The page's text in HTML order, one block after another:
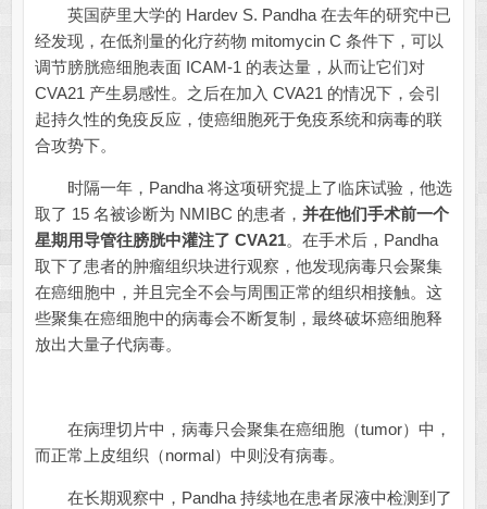
英国萨里大学的 Hardev S. Pandha 在去年的研究中已
经发现，在低剂量的化疗药物 mitomycin C 条件下，可以
调节膀胱癌细胞表面 ICAM-1 的表达量，从而让它们对
CVA21 产生易感性。之后在加入 CVA21 的情况下，会引
起持久性的免疫反应，使癌细胞死于免疫系统和病毒的联
合攻势下。
时隔一年，Pandha 将这项研究提上了临床试验，他选
取了 15 名被诊断为 NMIBC 的患者， 并在他们手术前一个
星期用导管往膀胱中灌注了 CVA21。在手术后，Pandha
取下了患者的肿瘤组织块进行观察，他发现病毒只会聚集
在癌细胞中，并且完全不会与周围正常的组织相接触。这
些聚集在癌细胞中的病毒会不断复制，最终破坏癌细胞释
放出大量子代病毒。
在病理切片中，病毒只会聚集在癌细胞（tumor）中，
而正常上皮组织（normal）中则没有病毒。
在长期观察中，Pandha 持续地在患者尿液中检测到了